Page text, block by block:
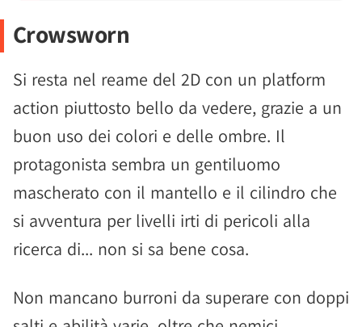
Crowsworn
Si resta nel reame del 2D con un platform
action piuttosto bello da vedere, grazie a un
buon uso dei colori e delle ombre. Il
protagonista sembra un gentiluomo
mascherato con il mantello e il cilindro che
si avventura per livelli irti di pericoli alla
ricerca di... non si sa bene cosa.
Non mancano burroni da superare con doppi